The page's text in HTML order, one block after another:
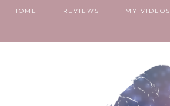
HOME REVIEWS MY VIDEOS